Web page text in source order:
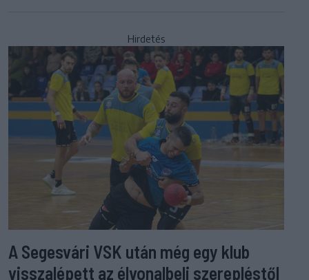
Hirdetés
A Segesvári VSK után még egy klub
visszalépett az élvonalbeli szerepléstől